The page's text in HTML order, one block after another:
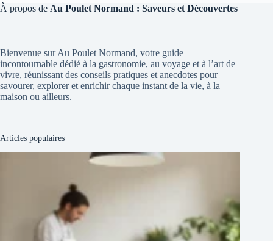
À propos de Au Poulet Normand : Saveurs et Découvertes
Bienvenue sur Au Poulet Normand, votre guide
incontournable dédié à la gastronomie, au voyage et à l’art de
vivre, réunissant des conseils pratiques et anecdotes pour
savourer, explorer et enrichir chaque instant de la vie, à la
maison ou ailleurs.
Articles populaires